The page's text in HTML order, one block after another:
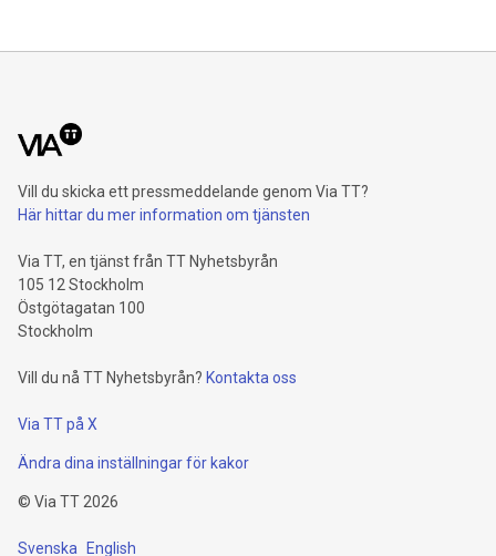
Vill du skicka ett pressmeddelande genom Via TT?
Här hittar du mer information om tjänsten
Via TT, en tjänst från TT Nyhetsbyrån
105 12 Stockholm
Östgötagatan 100
Stockholm
Vill du nå TT Nyhetsbyrån? Kontakta oss
Via TT på X
Ändra dina inställningar för kakor
© Via TT 2026
Svenska English